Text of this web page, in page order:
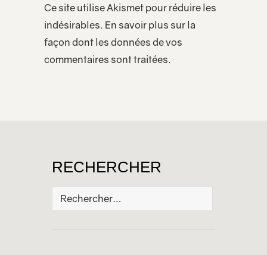
Ce site utilise Akismet pour réduire les
indésirables. En savoir plus sur la
façon dont les données de vos
commentaires sont traitées.
RECHERCHER
Rechercher :